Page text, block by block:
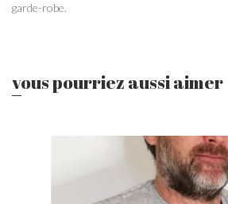
garde-robe.
vous pourriez aussi aimer